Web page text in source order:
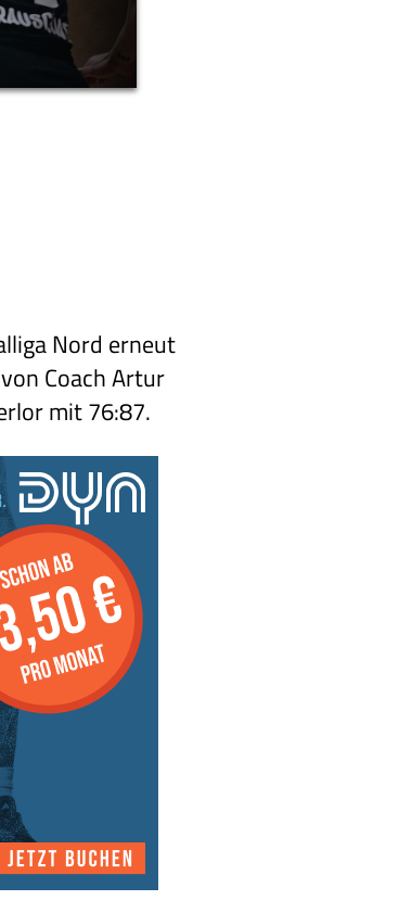
Nord erneut
Coach Artur
mit 76:87.